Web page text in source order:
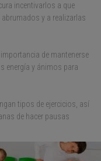
incentivarlos a que
y a realizarlas
de mantenerse
energía y ánimos para
tipos de ejercicios, así
de hacer pausas